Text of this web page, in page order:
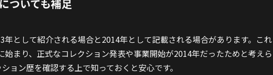
ついても補足
として紹介される場合と2014年として記載される場合があります。これ
まり、正式なコレクション発表や事業開始が2014年だったためと考えら
ョン歴を確認する上で知っておくと安心です。